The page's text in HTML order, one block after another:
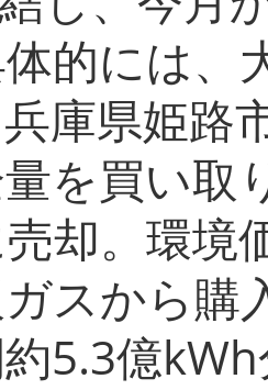
的には、
庫県姫路
を買い取
却。環境
スから購
5.3億